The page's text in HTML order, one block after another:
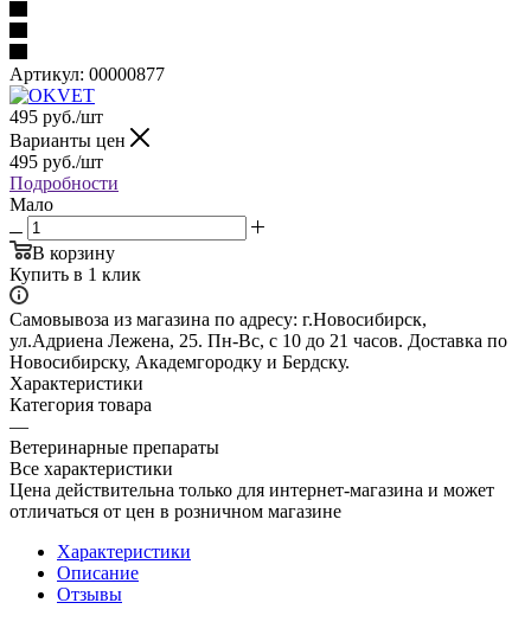
Артикул: 00000877
495 руб./шт
Варианты цен
495 руб./шт
Подробности
Мало
В корзину
Купить в 1 клик
Самовывоза из магазина по адресу: г.Новосибирск,
ул.Адриена Лежена, 25. Пн-Вс, с 10 до 21 часов. Доставка по
Новосибирску, Академгородку и Бердску.
Характеристики
Категория товара
—
Ветеринарные препараты
Все характеристики
Цена действительна только для интернет-магазина и может
отличаться от цен в розничном магазине
Характеристики
Описание
Отзывы